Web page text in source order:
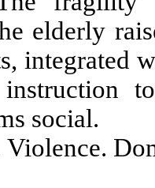
elderly
integrated
social.
Violence.